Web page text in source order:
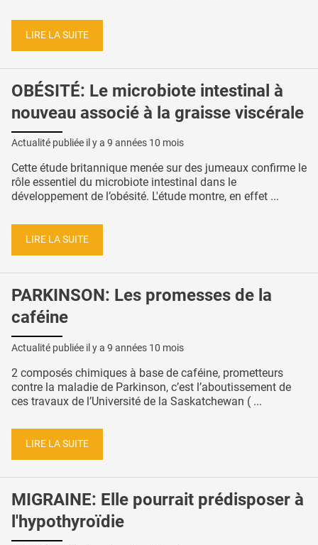
LIRE LA SUITE
OBÉSITÉ: Le microbiote intestinal à
nouveau associé à la graisse viscérale
Actualité publiée il y a 9 années 10 mois
Cette étude britannique menée sur des jumeaux confirme le
rôle essentiel du microbiote intestinal dans le
développement de l’obésité. L'étude montre, en effet ...
LIRE LA SUITE
PARKINSON: Les promesses de la
caféine
Actualité publiée il y a 9 années 10 mois
2 composés chimiques à base de caféine, prometteurs
contre la maladie de Parkinson, c’est l’aboutissement de
ces travaux de l’Université de la Saskatchewan ( ...
LIRE LA SUITE
MIGRAINE: Elle pourrait prédisposer à
l'hypothyroïdie